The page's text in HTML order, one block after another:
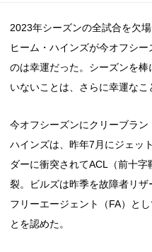
2023年シーズンの全試合を欠
ヒーム・ハインズが今オフシ
のは幸運だった。シーズンを
いないことは、さらに幸運なこ
今オフシーズンにクリーブラ
ハインズは、昨年7月にジェッ
ダーに衝突されてACL（前十
裂。ビルズは昨季を故障者リザ
フリーエージェント（FA）と
とを認めた。